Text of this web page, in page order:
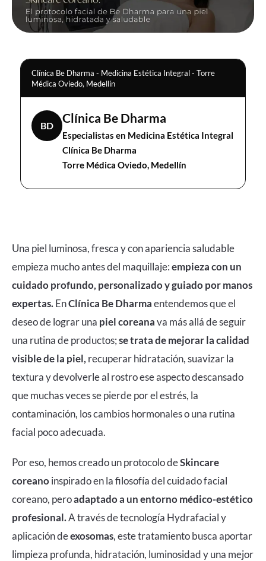
Clínica Be Dharma - Medicina Estética Integral - Torre
Médica Oviedo, Medellín
BD
Clínica Be Dharma
Especialistas en Medicina Estética Integral
Clínica Be Dharma
Torre Médica Oviedo, Medellín
Una piel luminosa, fresca y con apariencia saludable
empieza mucho antes del maquillaje:empieza con un
cuidado profundo, personalizado y guiado por manos
expertas.EnClínica Be Dharmaentendemos que el
deseo de lograr una piel coreanava más allá de seguir
una rutina de productos;se trata de mejorar la calidad
visible de la piel, recuperar hidratación, suavizar la
textura y devolverle al rostro ese aspecto descansado
que muchas veces se pierde por el estrés, la
contaminación, los cambios hormonales o una rutina
facial poco adecuada.
Por eso, hemos creado un protocolo deSkincare
coreanoinspirado en la filosofía del cuidado facial
coreano, peroadaptado a un entorno médico-estético
profesional.A través de tecnología Hydrafacialy
aplicación deexosomas, este tratamiento busca aportar
limpieza profunda, hidratación, luminosidad y una mejor